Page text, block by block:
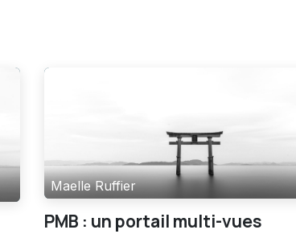
Maelle Ruffier
PMB : un portail multi-vues